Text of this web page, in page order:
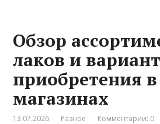
Обзор
лаков и
приобретения
магазинах
13.07.2026 Разное Комментарии: 0